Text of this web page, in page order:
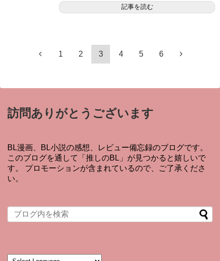
記事を読む
1 2 3 4 5 6
訪問ありがとうございます
BL漫画、BL小説の感想、レビュー備忘録のブログです。
このブログを通して「推しのBL」が見つかると嬉しいで
す。 プロモーションが含まれているので、ご了承くださ
い。